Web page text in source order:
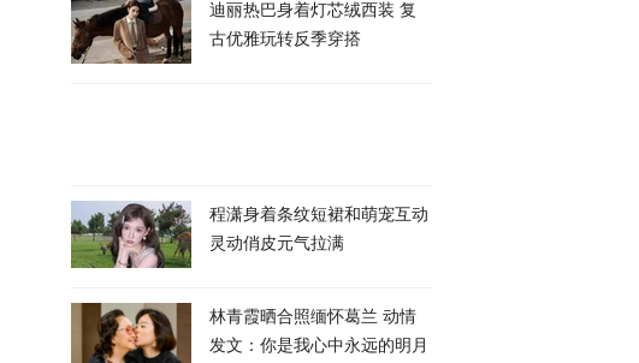
迪丽热巴身着灯芯绒西装 复
古优雅玩转反季穿搭
程潇身着条纹短裙和萌宠互动
灵动俏皮元气拉满
林青霞晒合照缅怀葛兰 动情
发文：你是我心中永远的明月